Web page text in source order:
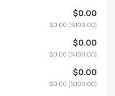
$0.00
$0.00 (%100.00)
$0.00
$0.00 (%100.00)
$0.00
$0.00 (%100.00)